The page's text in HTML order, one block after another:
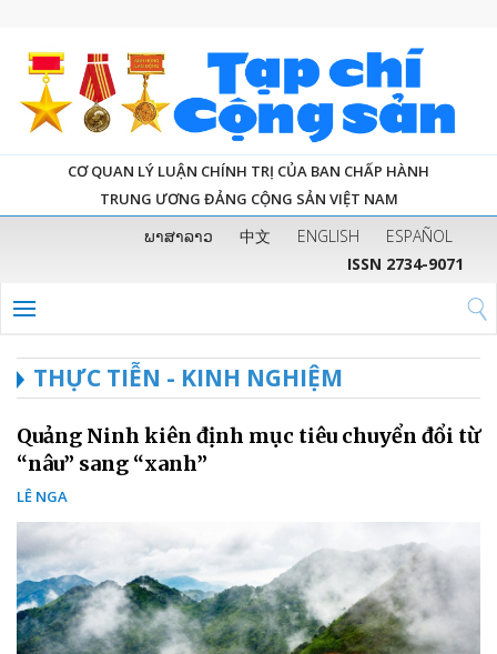
CƠ QUAN LÝ LUẬN CHÍNH TRỊ CỦA BAN CHẤP HÀNH
TRUNG ƯƠNG ĐẢNG CỘNG SẢN VIỆT NAM
ພາສາລາວ 中文 ENGLISH
ESPAÑOL
ISSN 2734-9071
THỰC TIỄN - KINH NGHIỆM
Quảng Ninh kiên định mục tiêu chuyển đổi từ
“nâu” sang “xanh”
LÊ NGA